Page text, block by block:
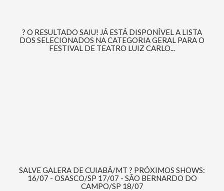
? O RESULTADO SAIU! JÁ ESTÁ DISPONÍVEL A LISTA
DOS SELECIONADOS NA CATEGORIA GERAL PARA O
FESTIVAL DE TEATRO LUIZ CARLO...
SALVE GALERA DE CUIABÁ/MT ? PRÓXIMOS SHOWS:
16/07 - OSASCO/SP 17/07 - SÃO BERNARDO DO
CAMPO/SP 18/07